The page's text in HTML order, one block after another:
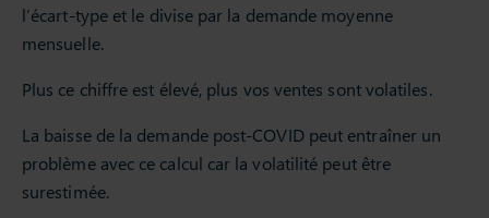
l’écart-type et le divise par la demande moyenne
mensuelle.
Plus ce chiffre est élevé, plus vos ventes sont volatiles.
La baisse de la demande post-COVID peut entraîner un
problème avec ce calcul car la volatilité peut être
surestimée.